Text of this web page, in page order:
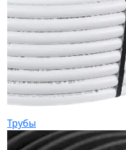
Трубы